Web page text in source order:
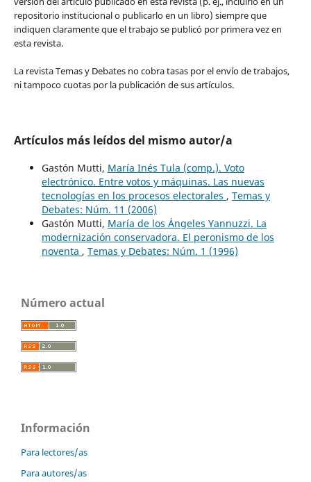
repositorio institucional o publicarlo en un libro) siempre que
indiquen claramente que el trabajo se publicó por primera vez en
esta revista.
La revista Temas y Debates no cobra tasas por el envío de trabajos,
ni tampoco cuotas por la publicación de sus artículos.
Artículos más leídos del mismo autor/a
Gastón Mutti, María Inés Tula (comp.). Voto
electrónico. Entre votos y máquinas. Las nuevas
tecnologías en los procesos electorales , Temas y
Debates: Núm. 11 (2006)
Gastón Mutti, María de los Ángeles Yannuzzi. La
modernización conservadora. El peronismo de los
noventa , Temas y Debates: Núm. 1 (1996)
Número actual
Información
Para lectores/as
Para autores/as